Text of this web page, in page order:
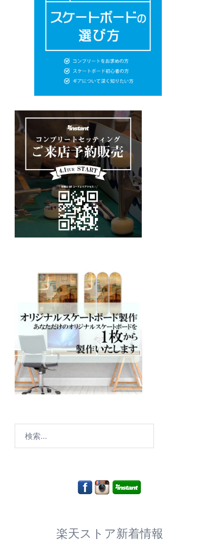
楽天ストア新着情報